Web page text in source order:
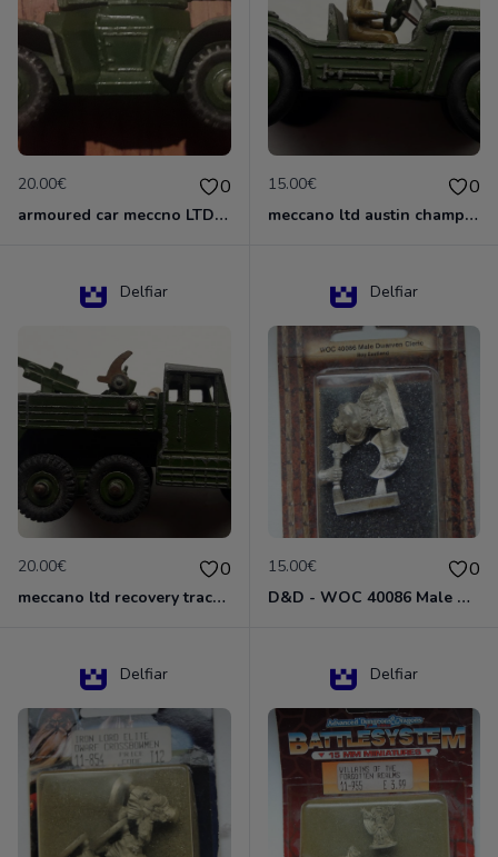
20.00€ 0
armoured car meccno LTD N°670
15.00€ 0
meccano ltd austin champ N°674
Delfiar
20.00€ 0
meccano ltd recovery tractor N°661
Delfiar
15.00€ 0
D&D - WOC 40086 Male Dwarven Cleric Miniature - Donjons Dragons
Delfiar Delfiar